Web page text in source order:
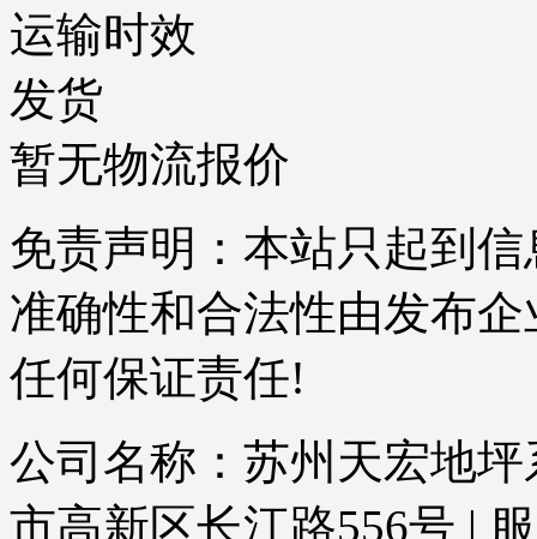
运输时效
发货
暂无物流报价
免责声明：本站只起到
准确性和合法性由发布
任何保证责任!
公司名称：苏州天宏地
市高新区长江路556号 |